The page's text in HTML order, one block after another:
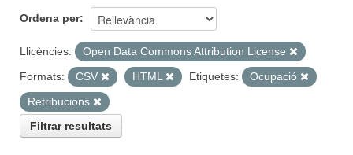
Ordena per
Llicències:
Open Data Commons Attribution License
Formats:
CSV HTML Etiquetes:
Ocupació
Retribucions
Filtrar resultats